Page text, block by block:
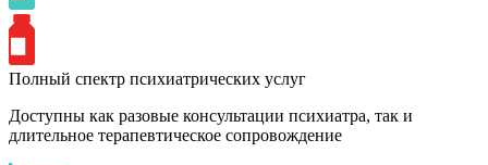
Полный спектр психиатрических услуг
Доступны как разовые консультации психиатра, так и
длительное терапевтическое сопровождение